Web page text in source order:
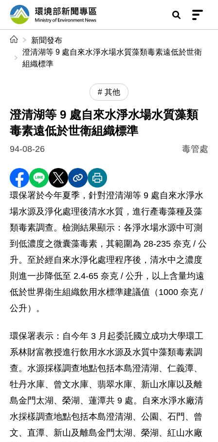
前往中央內容區塊
環境部新聞專區
新聞發布
澄清湖等 9 處自來水淨水場水質藻類毒素遠低於世衛
組織標準
其他
澄清湖等 9 處自來水淨水場水質藻類
毒素遠低於世衛組織標準
94-08-26 毒管處
分享至 Facebook
分享到 LINE
分享到 X分享內容連結
列印本頁
環保署於今年夏季，針對澄清湖等 9 處自來水淨水
場水源及淨化處理後清水水質，進行產毒藻種及藻
類毒素調查。檢測結果顯示：各淨水場水源中可測
到低濃度之微囊藻毒素，其範圍為 28-235 奈克 / 公
升。至於經自來水淨化處理程序後，清水中之濃度
則進一步降低至 2.4-65 奈克 / 公升，以上含量均遠
低於世界衛生組織飲用水標準建議值（1000 奈克 /
公升）。
環保署表示：自今年 3 月起委託國立成功大學環工
系林財富教授進行飲用水水源及水質中藻類毒素調
查。水源採樣調查地點包括本島澄清湖、仁義潭、
牡丹水庫、曾文水庫、翡翠水庫、新山水庫以及離
島金門太湖、榮湖、蓮潭共 9 處。自來水淨水廠清
水採樣調查地點包括本島澄清湖、公園、石門、曾
文、直潭、新山及離島金門太湖、榮湖、紅山水廠